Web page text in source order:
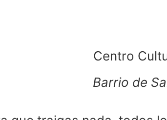
Centro
Barrio de